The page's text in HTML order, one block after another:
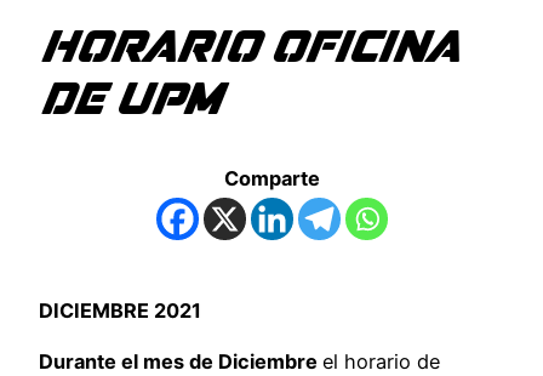
HORARIO OFICINA
DE UPM
Comparte
DICIEMBRE 2021
Durante el mes de Diciembre el horario de